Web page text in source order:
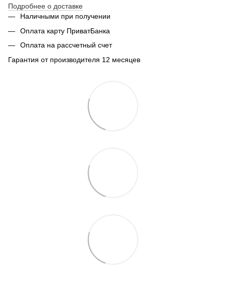
Подробнее о доставке
Наличными при получении
Оплата карту ПриватБанка
Оплата на рассчетный счет
Гарантия от производителя 12 месяцев